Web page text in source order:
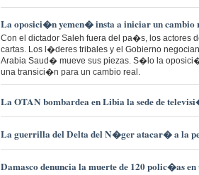
La oposici�n yemen� insta a iniciar un cambio
Con el dictador Saleh fuera del pa�s, los actores
cartas. Los l�deres tribales y el Gobierno
Arabia Saud� mueve sus piezas. S�lo la
una transici�n para un cambio real.
La OTAN bombardea en Libia la sede de
La guerrilla del Delta del N�ger atacar� a la
Damasco denuncia la muerte de 120 polic�as